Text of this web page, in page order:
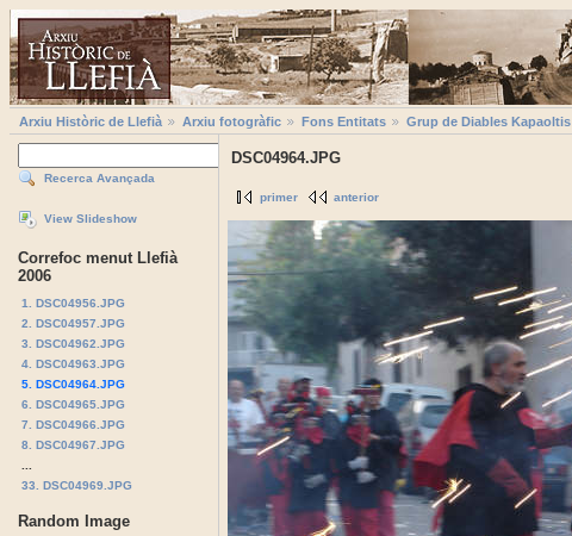
Arxiu Històric de Llefià Arxiu fotogràfic Fons Entitats Grup de Diables Kapaoltis
Recerca Avançada
View Slideshow
Correfoc menut Llefià
2006
1. DSC04956.JPG
2. DSC04957.JPG
3. DSC04962.JPG
4. DSC04963.JPG
5. DSC04964.JPG
6. DSC04965.JPG
7. DSC04966.JPG
8. DSC04967.JPG
33. DSC04969.JPG
Random Image
DSC04964.JPG
primer anterior